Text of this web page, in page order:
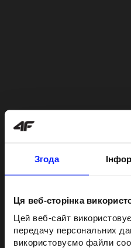
Згода
Ця веб-сторінка
Цей веб-сайт
передачу персональних
використовуємо файли